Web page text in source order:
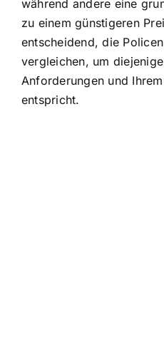
während andere eine
zu einem günstigeren
entscheidend, die
vergleichen, um
Anforderungen und
entspricht.